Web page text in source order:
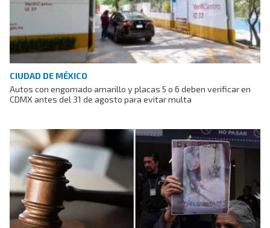
CIUDAD DE MÉXICO
Autos con engomado amarillo y placas 5 o 6 deben verificar en
CDMX antes del 31 de agosto para evitar multa